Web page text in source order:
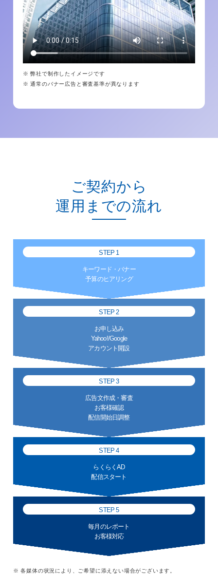
※ 弊社で制作したイメージです
※ 通常のバナー広告と審査基準が異なります
ご契約から
運用までの流れ
STEP 1
キーワード・バナー
予算のヒアリング
STEP 2
お申し込み
Yahoo!/Google
アカウント開設
STEP 3
広告文作成・審査
お客様確認
配信開始日調整
STEP 4
らくらくAD
配信スタート
STEP 5
毎月のレポート
お客様対応
※ 各媒体の状況により、ご希望に添えない場合がございます。